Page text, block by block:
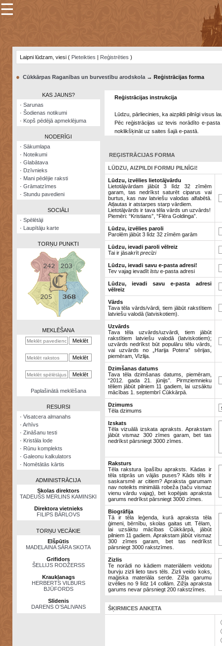
×
Šodienas
notikumi
Visatcera
almanahs
Arhīvs
Zināšanu
kalkulators
Nomētātās
☰
Laipni lūdzam, viesi ( Pieteikties | Reģistrēties )
● Cūkkārpas Raganības un burvestību arodskola→ Reģistrācijas forma
KAS JAUNS?
· Sarunas
· Šodienas notikumi
· Kopš pēdējā apmeklējuma
NODERĪGI
· Sākumlapa
· Noteikumi
· Glabātava
· Dzīvnieks
· Mani pēdējie raksti
· Grāmatzīmes
· Stundu pavedieni
SOCIĀLI
· Spēlētāji
· Laupītāju karte
TORŅU PUNKTI
MEKLĒŠANA
Paplašinātā meklēšana
RESURSI
· Visatcera almanahs
· Arhīvs
· Zināšanu testi
· Kristāla lode
· Rūnu komplekts
· Galeonu kalkulators
· Nomētātās kārtis
ADMINISTRĀCIJA
Skolas direktors
TADEUŠS MERLINS KAMINSKI
Direktora vietnieks
FILIPS BĀRLOVS
TORŅU VECĀKIE
Elšpūtis
MADELAINA SĀRA SKOTA
Grifidors
ŠELLIJS RODŽERSS
Kraukļanags
HERBERTS VILBURS
BJŪFORDS
Slīdenis
DARENS O’SALIVANS
Reģistrācijas instrukcija
Lūdzu, pārliecinies, ka aizpildi pilnīgi visus
Pēc reģistrācijas uz tevis norādīto e-
noklikšķināt uz saites šajā e-pastā.
REĢISTRĀCIJAS FORMA
LŪDZU, AIZPILDI FORMU PILNĪGI!
Lūdzu, izvēlies lietotājvārdu
Lietotājvārdam jābūt 3 līdz 32 zīmēm
garam, tas nedrīkst saturēt ciparus vai
burtus, kas nav latviešu valodas alfabētā.
Atļautas ir atstarpes starp vārdiem.
Lietotājvārds ir tava tēla vārds un uzvārds!
Piemēri: “Kristians”, “Flēra Goldinga”.
Lūdzu, izvēlies paroli
Parolēm jābūt 3 līdz 32 zīmēm garām
Lūdzu, ievadi paroli vēlreiz
Tai ir jāsakrīt precīzi
Lūdzu, ievadi savu e-pasta adresi!
Tev vajag ievadīt īstue-pasta adresi
Lūdzu, ievadi savu e-pasta adresi
vēlreiz
Vārds
Tava tēla vārds/vārdi, tiem jābūt rakstītiem
latviešu valodā (latviskotiem).
Uzvārds
Tava tēla uzvārds/uzvārdi, tiem jābūt
rakstītiem latviešu valodā (latviskotiem);
uzvārds nedrīkst būt populāru tēlu vārds,
vai uzvārds no „Harija Potera” sērijas,
piemēram, Vīzlija.
Dzimšanas datums
Tava tēla dzimšanas datums, piemēram,
“2012. gada 21. jūnijs”. Pirmziemnieku
tēliem jābūt pilniem 11 gadiem, lai uzsāktu
mācības 1. septembrī Cūkkārpā.
Dzimums
Tēla dzimums
Izskats
Tēla vizuālā izskata apraksts. Aprakstam
jābūt vismaz 300 zīmes garam, bet tas
nedrīkst pārsniegt 3000 zīmes.
Raksturs
Tēla rakstura īpašību apraksts. Kādas ir
tēla stiprās un vājās puses? Kāds tēls ir
saskarsmē ar citiem? Apraksta garumam
nav noteikts minimālā robeža (taču vismaz
vienu vārdu vajag), bet kopējais apraksta
garums nedrīkst pārsniegt 3000 zīmes.
Biogrāfija
Tā ir tēla leģenda, kurā apraksta tēla
ģimeni, bērnību, skolas gaitas utt. Tēlam,
lai uzsāktu mācības Cūkkārpā, jābūt
pilniem 11 gadiem. Aprakstam jābūt vismaz
300 zīmes garam, bet tas nedrīkst
pārsniegt 3000 rakstzīmes.
Zizlis
Te norādi no kādiem materiāliem veidotu
burvju zizli lieto tavs tēls. Zizli veido koks,
maģiska materiāla serde. Zižļa garumu
izvēlies no 9 līdz 14 collām. Zižļa apraksta
garums nevar pārsniegt 200 rakstzīmes.
ŠĶIRMICES ANKETA